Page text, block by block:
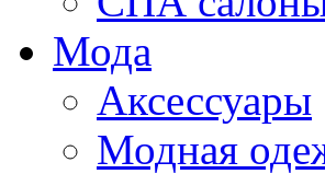
Мода
Аксессуары
Модная